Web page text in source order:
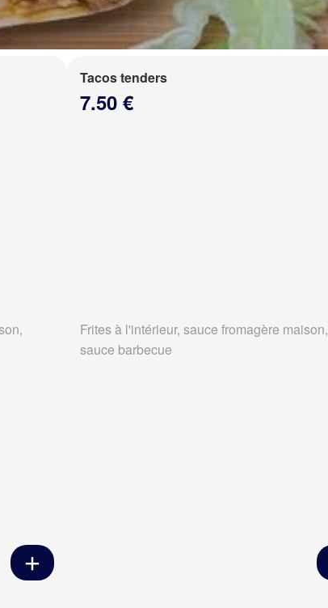
Tacos tenders
7.50 €
Frites à l'intérieur, sauce fromagère maison,
sauce barbecue